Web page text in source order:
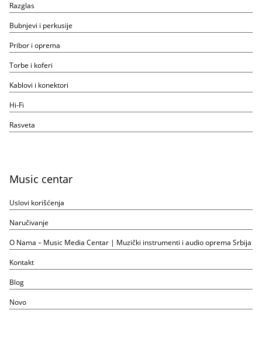
Razglas
Bubnjevi i perkusije
Pribor i oprema
Torbe i koferi
Kablovi i konektori
Hi-Fi
Rasveta
Music centar
Uslovi korišćenja
Naručivanje
O Nama – Music Media Centar | Muzički instrumenti i audio oprema Srbija
Kontakt
Blog
Novo